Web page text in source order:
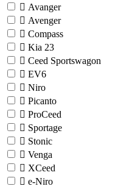
Avanger
Avenger
Compass
Kia 23
Ceed Sportswagon
EV6
Niro
Picanto
ProCeed
Sportage
Stonic
Venga
XCeed
e-Niro